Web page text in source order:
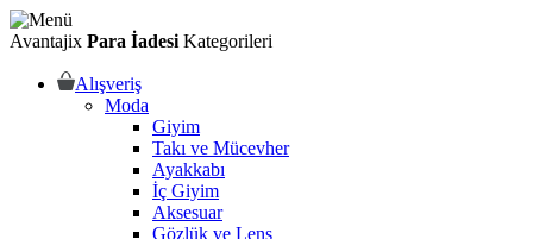
Avantajix Para İadesi Kategorileri
Alışveriş
Moda
Giyim
Takı ve Mücevher
Ayakkabı
İç Giyim
Aksesuar
Gözlük ve Lens